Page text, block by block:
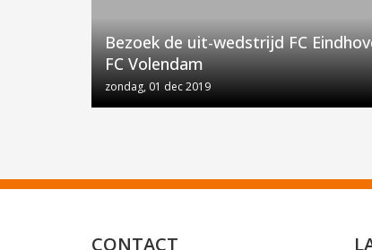
Bezoek de uit-wedstrijd FC
FC Volendam
zondag, 01 dec 2019
CONTACT